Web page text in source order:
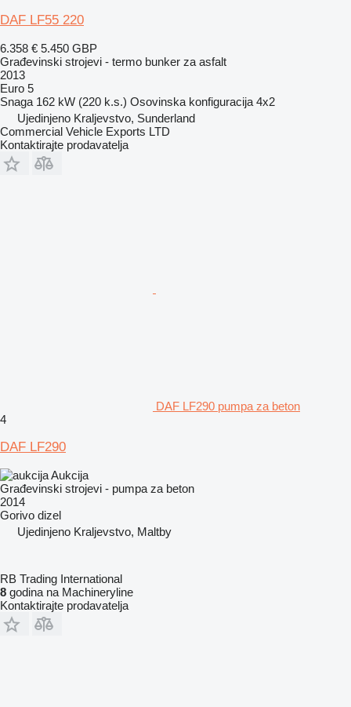
DAF LF55 220
6.358 € 5.450 GBP
Građevinski strojevi - termo bunker za asfalt
2013
Euro 5
Snaga 162 kW (220 k.s.) Osovinska konfiguracija 4x2
Ujedinjeno Kraljevstvo, Sunderland
Commercial Vehicle Exports LTD
Kontaktirajte prodavatelja
DAF LF290 pumpa za beton
4
DAF LF290
Aukcija
Građevinski strojevi - pumpa za beton
2014
Gorivo dizel
Ujedinjeno Kraljevstvo, Maltby
RB Trading International
8 godina na Machineryline
Kontaktirajte prodavatelja